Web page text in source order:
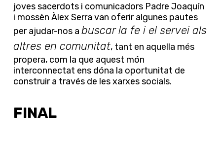
joves sacerdots i comunicadors Padre Joaquín
i mossèn Àlex Serra van oferir algunes pautes
per ajudar-nos a buscar la fe i el servei als
altres en comunitat, tant en aquella més
propera, com la que aquest món
interconnectat ens dóna la oportunitat de
construir a través de les xarxes socials.
FINAL